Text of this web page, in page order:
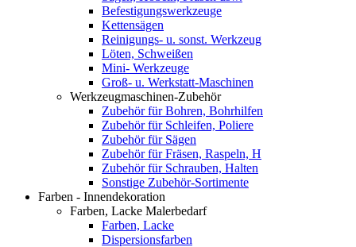
Befestigungswerkzeuge
Kettensägen
Reinigungs- u. sonst. Werkzeug
Löten, Schweißen
Mini- Werkzeuge
Groß- u. Werkstatt-Maschinen
Werkzeugmaschinen-Zubehör
Zubehör für Bohren, Bohrhilfen
Zubehör für Schleifen, Poliere
Zubehör für Sägen
Zubehör für Fräsen, Raspeln, H
Zubehör für Schrauben, Halten
Sonstige Zubehör-Sortimente
Farben - Innendekoration
Farben, Lacke Malerbedarf
Farben, Lacke
Dispersionsfarben